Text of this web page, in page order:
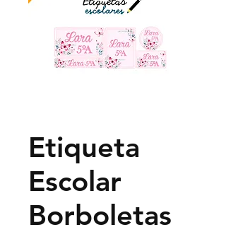
Etiqueta
Escolar
Borboletas